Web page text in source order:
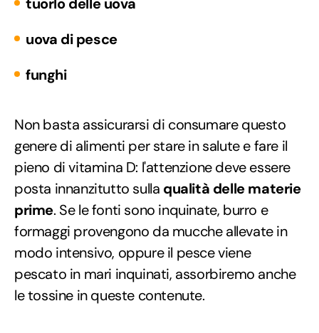
uova di pesce
funghi
Non basta assicurarsi di consumare questo
genere di alimenti per stare in salute e fare il
pieno di vitamina D: l'attenzione deve essere
posta innanzitutto sulla qualità delle materie
prime. Se le fonti sono inquinate, burro e
formaggi provengono da mucche allevate in
modo intensivo, oppure il pesce viene
pescato in mari inquinati, assorbiremo anche
le tossine in queste contenute.